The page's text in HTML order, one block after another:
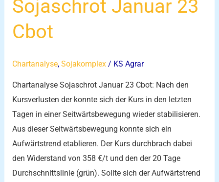
Sojaschrot Januar 23
Cbot
Chartanalyse,Sojakomplex / KS Agrar
Chartanalyse Sojaschrot Januar 23 Cbot: Nach den
Kursverlusten der konnte sich der Kurs in den letzten
Tagen in einer Seitwärtsbewegung wieder stabilisieren.
Aus dieser Seitwärtsbewegung konnte sich ein
Aufwärtstrend etablieren. Der Kurs durchbrach dabei
den Widerstand von 358 €/t und den der 20 Tage
Durchschnittslinie (grün). Sollte sich der Aufwärtstrend
Januar
Cbot